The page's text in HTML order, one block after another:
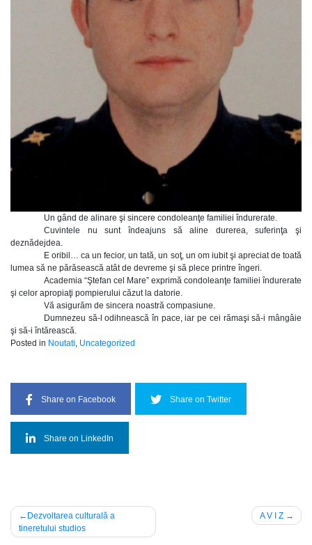
Un gând de alinare şi sincere condoleanţe familiei îndurerate.
Cuvintele nu sunt îndeajuns să aline durerea, suferinţa şi
deznădejdea.
E oribil… ca un fecior, un tată, un soţ, un om iubit şi apreciat de toată
lumea să ne părăsească atât de devreme şi să plece printre îngeri.
Academia “Ştefan cel Mare” exprimă condoleanţe familiei îndurerate
şi celor apropiaţi pompierului căzut la datorie.
Vă asigurăm de sincera noastră compasiune.
Dumnezeu să-l odihnească în pace, iar pe cei rămaşi să-i mângâie
şi să-i întărească.
Posted in Noutati, Uncategorized
Share on Facebook Share on Twitter
Share on LinkedIn
Navigare
în
Dezvoltarea culturală a
tineretului studios
A V I Z